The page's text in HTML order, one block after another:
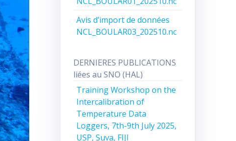
Avis d’import de données
NCL_BOULAR03_202510.nc
DERNIERES PUBLICATIONS
liées au SNO (HAL)
Training Workshop on the
Intercalibration of
Temperature Data
Loggers, 7th-9th July 2025,
USP, Suva, FIJI